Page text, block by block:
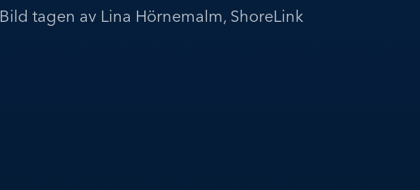
Bild tagen av Lina Hörnemalm, ShoreLink